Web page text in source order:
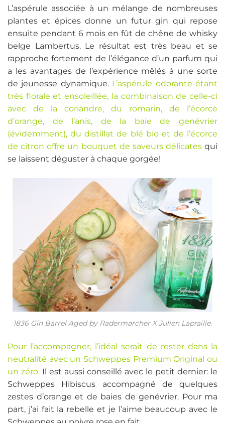
L’aspérule associée à un mélange de nombreuses
plantes et épices donne un futur gin qui repose
ensuite pendant 6 mois en fût de chêne de whisky
belge Lambertus. Le résultat est très beau et se
rapproche fortement de l’élégance d’un parfum qui
a les avantages de l’expérience mêlés à une sorte
de jeunesse dynamique.L’aspérule odorante étant
très florale et ensoleillée, la combinaison de celle-ci
avec de la coriandre, du romarin, de l’écorce
d’orange, de l’anis, de la baie de genévrier
(évidemment), du distillat de blé bio et de l’écorce
de citron offre un bouquet de saveurs délicatesqui
se laissent déguster à chaque gorgée!
1836 Gin Barrel Aged by Radermarcher X Julien Lapraille.
Pour l’accompagner, l’idéal serait de rester dans la
neutralité avec un Schweppes Premium Original ou
un zéro. Il est aussi conseillé avec le petit dernier: le
Schweppes Hibiscus accompagné de quelques
zestes d’orange et de baies de genévrier. Pour ma
part, j’ai fait la rebelle et je l’aime beaucoup avec le